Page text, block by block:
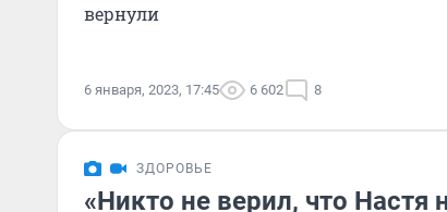
вернули
6 января, 2023, 17:45 6 602 8
ЗДОРОВЬЕ
«Никто не верил, что Настя